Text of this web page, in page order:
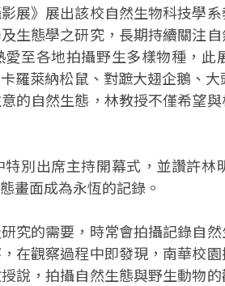
展》展出該校自然生物科技學
生態學之研究，長期持續關注
至各地拍攝野生多樣物種，
羅萊納松鼠、對蹠大翅企鵝、
的自然生態，林教授不僅希望
別出席主持開幕式，並讚許林
畫面成為永恆的記錄。
究的需要，時常會拍攝記錄自
在觀察過程中即發現，南華校
說，拍攝自然生態與野生動物